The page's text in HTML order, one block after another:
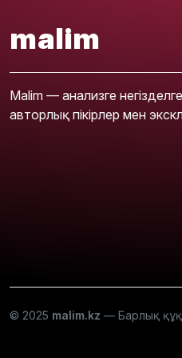
malim
Malim — анализге
авторлық пікірлер мен
© 2025 malim.kz — Барлық